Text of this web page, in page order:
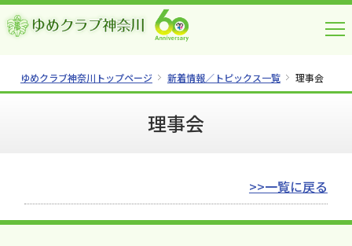
ゆめクラブ神奈川トップページ 新着情報／トピックス一覧 理事会
理事会
>>一覧に戻る